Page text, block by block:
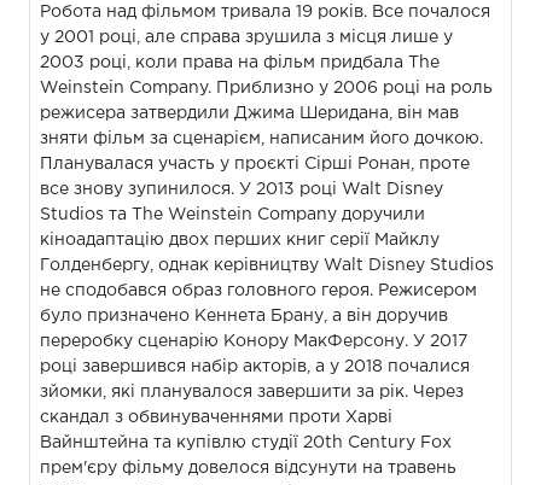
Робота над фільмом тривала 19 років. Все почалося
у 2001 році, але справа зрушила з місця лише у
2003 році, коли права на фільм придбала The
Weinstein Company. Приблизно у 2006 році на роль
режисера затвердили Джима Шеридана, він мав
зняти фільм за сценарієм, написаним його дочкою.
Планувалася участь у проєкті Сірші Ронан, проте
все знову зупинилося. У 2013 році Walt Disney
Studios та The Weinstein Company доручили
кіноадаптацію двох перших книг серії Майклу
Голденбергу, однак керівництву Walt Disney Studios
не сподобався образ головного героя. Режисером
було призначено Кеннета Брану, а він доручив
переробку сценарію Конору МакФерсону. У 2017
році завершився набір акторів, а у 2018 почалися
зйомки, які планувалося завершити за рік. Через
скандал з обвинуваченнями проти Харві
Вайнштейна та купівлю студії 20th Century Fox
прем'єру фільму довелося відсунути на травень